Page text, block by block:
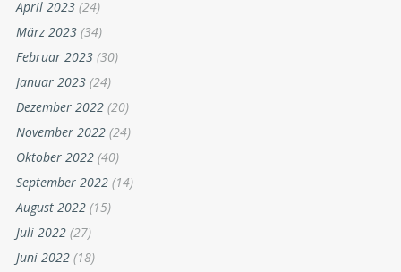
April 2023 (24)
März 2023 (34)
Februar 2023 (30)
Januar 2023 (24)
Dezember 2022 (20)
November 2022 (24)
Oktober 2022 (40)
September 2022 (14)
August 2022 (15)
Juli 2022 (27)
Juni 2022 (18)